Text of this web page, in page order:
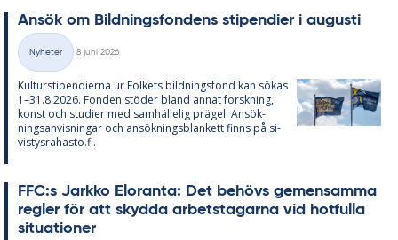
An­sök om Bild­nings­fon­dens sti­pen­di­er i au­gusti
Kategorier
Nyheter
8 juni 2026
Kul­tursti­pen­di­er­na ur Fol­kets bild­nings­fond kan sö­kas
1–31.8.2026. Fon­den stö­der bland an­nat forsk­ning,
konst och stu­di­er med sam­häl­le­lig prä­gel. An­sök­
nings­an­vis­ning­ar och an­sök­nings­blan­kett fin­ns på si­
vis­tys­ra­has­to.fi.
FFC:s Jark­ko Elo­ran­ta: Det be­hö­vs ge­men­sam­ma
reg­ler för att skyd­da ar­bets­ta­gar­na vid hot­ful­la
si­tu­a­tio­ner